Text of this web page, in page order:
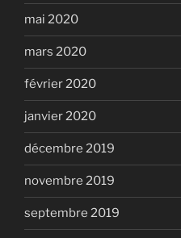
mai 2020
mars 2020
février 2020
janvier 2020
décembre 2019
novembre 2019
septembre 2019